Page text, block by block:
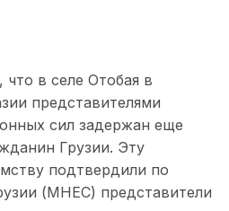
в селе Отобая в
представителями
сил задержан еще
Грузии. Эту
подтвердили по
(МНЕС) представители